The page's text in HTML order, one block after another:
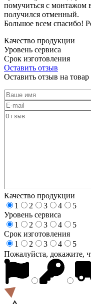
помучиться с монтажом
получился отменный.
Большое всем спасибо!
Качество продукции
Уровень сервиса
Срок изготовления
Оставить отзыв
Оставить отзыв на
Качество продукции
1
2 3 4
5
Уровень сервиса
1
2 3 4
5
Срок изготовления
1
2 3 4
5
Пожалуйста, докажите,